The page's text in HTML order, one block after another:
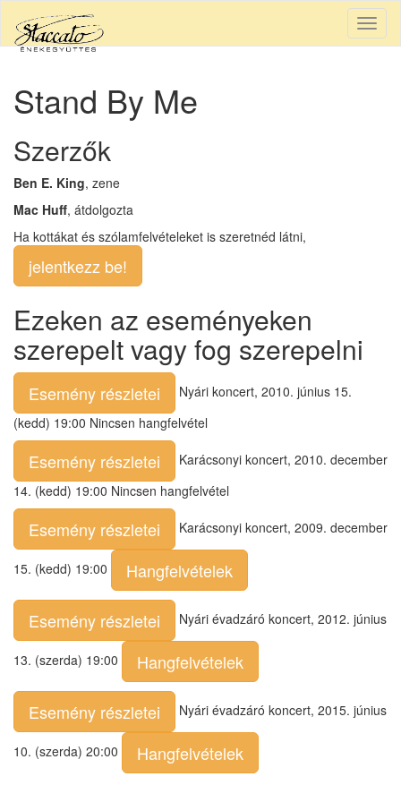
Stand By Me
Szerzők
Ben E. King, zene
Mac Huff, átdolgozta
Ha kottákat és szólamfelvételeket is szeretnéd látni,
jelentkezz be!
Ezeken az eseményeken
szerepelt vagy fog szerepelni
Esemény részletei
Nyári koncert, 2010. június 15.
(kedd) 19:00 Nincsen hangfelvétel
Esemény részletei
Karácsonyi koncert, 2010. december
14. (kedd) 19:00 Nincsen hangfelvétel
Esemény részletei Karácsonyi koncert, 2009. december
15. (kedd) 19:00 Hangfelvételek
Esemény részletei Nyári évadzáró koncert, 2012. június
13. (szerda) 19:00 Hangfelvételek
Esemény részletei Nyári évadzáró koncert, 2015. június
10. (szerda) 20:00 Hangfelvételek